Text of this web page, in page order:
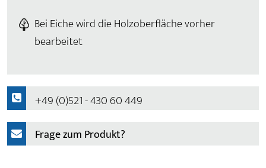
Bei Eiche wird die Holzoberfläche vorher
bearbeitet
+49 (0)521 - 430 60 449
Frage zum Produkt?